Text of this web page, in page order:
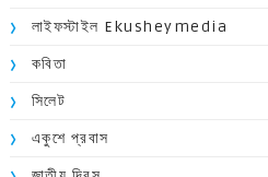
লাইফস্টাইল Ekusheymedia
কবিতা
সিলেট
একুশে প্রবাস